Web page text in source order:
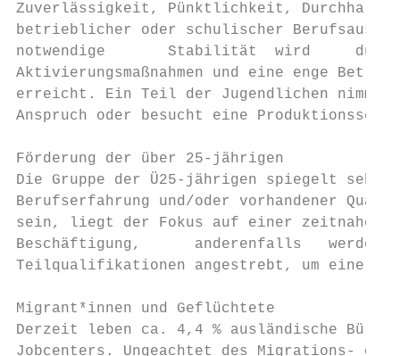
Zuverlässigkeit, Pünktlichkeit,
betrieblicher oder schulischer
notwendige       Stabilität  wird
Aktivierungsmaßnahmen und eine enge
erreicht. Ein Teil der Jugendlichen nimmt
Anspruch oder besucht eine
Förderung der über 25-jährigen
Die Gruppe der Ü25-jährigen spiegelt sehr
Berufserfahrung und/oder vorhandener
sein, liegt der Fokus auf einer zeitnahen
Beschäftigung,      anderenfalls
Teilqualifikationen angestrebt, um eine
Migrant*innen und Geflüchtete
Derzeit leben ca. 4,4 % ausländische
Jobcenters. Ungeachtet des Migrations-